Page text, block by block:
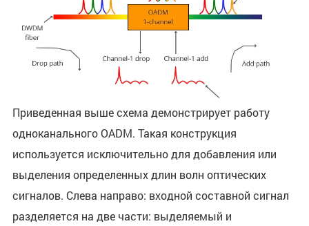
Приведенная выше схема демонстрирует работу
одноканального OADM. Такая конструкция
используется исключительно для добавления или
выделения определенных длин волн оптических
сигналов. Слева направо: входной составной сигнал
разделяется на две части: выделяемый и